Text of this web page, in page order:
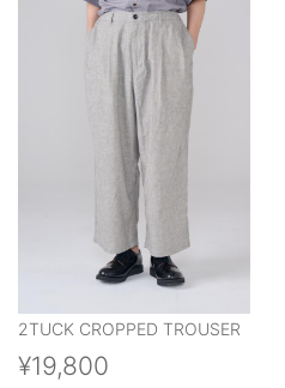
2TUCK CROPPED TROUSER
¥19,800